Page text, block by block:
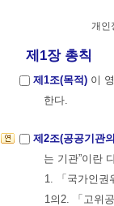
개인
제1장 총칙
제1조(목적) 이
한다.
제2조(공공기관
는 기관”이란
1. 「국가인권
1의2. 「고위